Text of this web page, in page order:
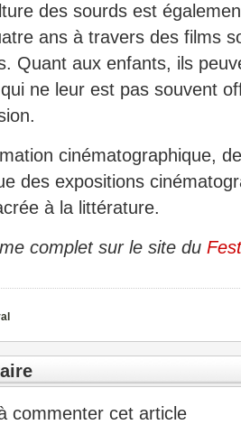
des sourds est
ans à travers des films
Quant aux enfants, ils
ne leur est pas souvent
cinématographique,
des expositions
à la littérature.
complet sur le site du
commenter cet article